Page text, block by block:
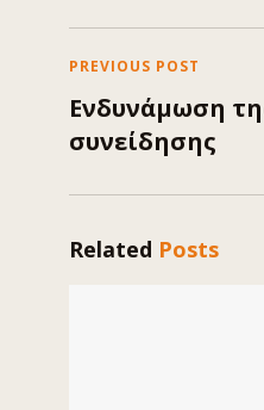
PREVIOUS POST
Ενδυνάμωση
συνείδησης
Related Posts